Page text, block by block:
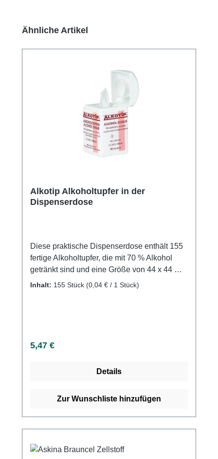
Produktgalerie überspringen
Ähnliche Artikel
Alkotip Alkoholtupfer in der
Dispenserdose
Diese praktische Dispenserdose enthält 155
fertige Alkoholtupfer, die mit 70 % Alkohol
getränkt sind und eine Größe von 44 x 44 mm
aufweisen. Die Tupfer bieten eine effiziente
Injektionen oder Blutentnahmen sowie für die
Einfache, saubere und hygienische
Dispenserdose mit praktischem
in der Dispenserdose sind eine zuverlässige
Inhalt: 155 Stück (0,04 € / 1 Stück)
Regulärer Preis:
5,47 €
Details
Zur Wunschliste hinzufügen